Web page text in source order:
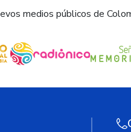
medios públicos de